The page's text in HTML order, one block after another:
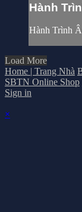
Hành
Hành Trình
Load More
Home | Trang Nhà
SBTN Online Shop
Sign in
×